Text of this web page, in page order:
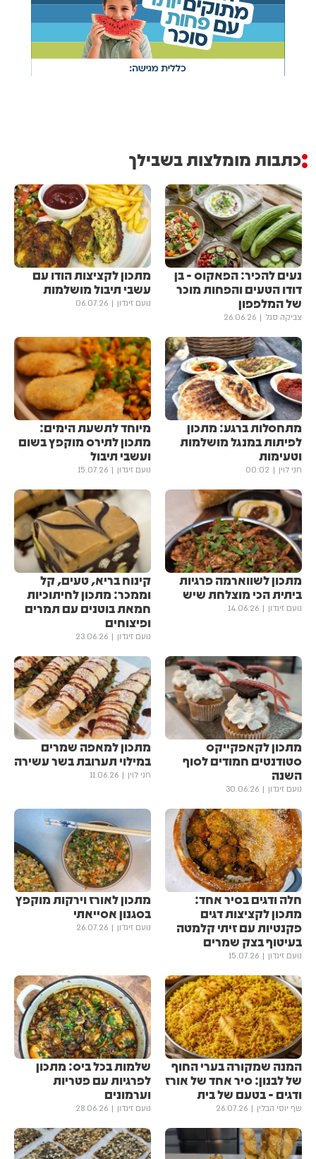
כתבות מומלצות בשבילך
נעים להכיר: הפאקוס - בן
דודו הטעים והפחות מוכר
של המלפפון
צביקה סגל 26.06.26
מתכון לקציצות הודו עם
עשבי תיבול מושלמות
נועם זיגדון 06.07.26
מתחסלות ברגע: מתכון
לפיתות במנגל מושלמות
וטעימות
חני לוין 00:02
מיוחד לתשעת הימים:
מתכון לתירס מוקפץ בשום
ועשבי תיבול
נועם זיגדון 15.07.26
מתכון לשווארמה פרגיות
ביתית הכי מוצלחת שיש
נועם זיגדון 14.06.26
קינוח בריא, טעים, קל
וממכר: מתכון לחיתוכיות
חמאת בוטנים עם תמרים
ופיצוחים
נועם זיגדון 23.06.26
מתכון לקאפקייקס
סטודנטים חמודים לסוף
השנה
נועם זיגדון 30.06.26
מתכון למאפה שמרים
במילוי תערובת בשר עשירה
חני לוין 11.06.26
חלה ודגים בסיר אחד:
מתכון לקציצות דגים
פקנטיות עם זיתי קלמטה
בעיטוף בצק שמרים
נועם זיגדון 15.07.26
מתכון לאורז וירקות מוקפץ
בסגנון אסייאתי
נועם זיגדון 26.07.26
המנה שמקורה בערי החוף
של לבנון: סיר אחד של אורז
ודגים - בטעם של בית
שף יוסי הבלין 26.07.26
שלמות בכל ביס: מתכון
לפרגיות עם פטריות
וערמונים
נועם זיגדון 28.06.26